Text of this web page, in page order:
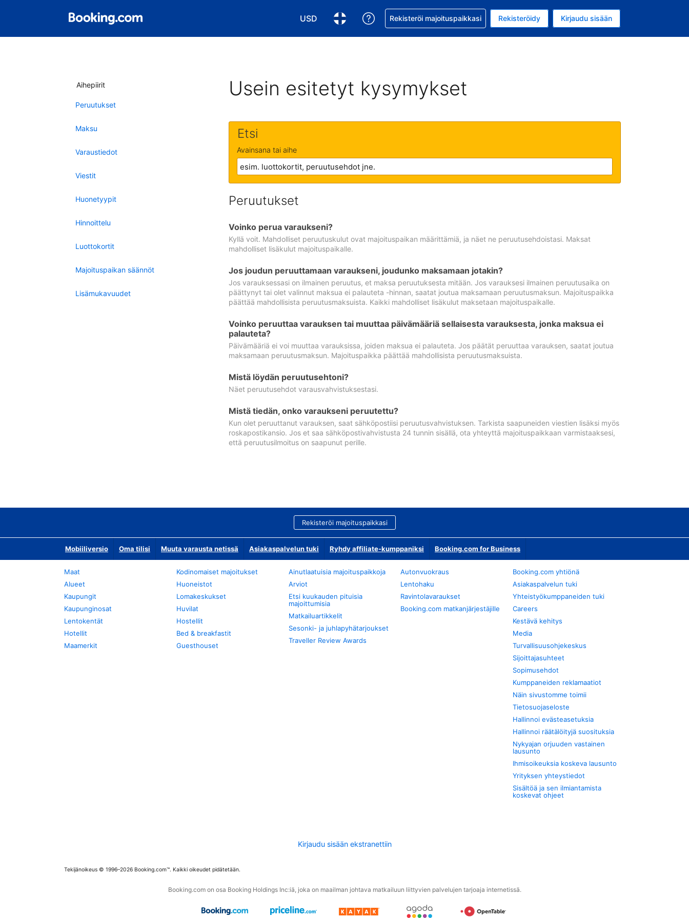
USD
Valitse valuutta. Tämänhetkinen valuutta on Yhdysvaltain dollari
Valitse kieli. Tämänhetkinen kieli on Suomi
Pyydä apua varauksesi kanssa
Rekisteröi majoituspaikkasi Rekisteröidy Kirjaudu sisään
Aihepiirit
Peruutukset
Maksu
Varaustiedot
Viestit
Huonetyypit
Hinnoittelu
Luottokortit
Majoituspaikan säännöt
Lisämukavuudet
Usein esitetyt kysymykset
Etsi
Avainsana tai aihe
Peruutukset
Voinko perua varaukseni?
Kyllä voit. Mahdolliset peruutuskulut ovat majoituspaikan määrittämiä, ja näet ne peruutusehdoistasi. Maksat
mahdolliset lisäkulut majoituspaikalle.
Jos joudun peruuttamaan varaukseni, joudunko maksamaan jotakin?
Jos varauksessasi on ilmainen peruutus, et maksa peruutuksesta mitään. Jos varauksesi ilmainen peruutusaika on
päättynyt tai olet valinnut maksua ei palauteta -hinnan, saatat joutua maksamaan peruutusmaksun. Majoituspaikka
päättää mahdollisista peruutusmaksuista. Kaikki mahdolliset lisäkulut maksetaan majoituspaikalle.
Voinko peruuttaa varauksen tai muuttaa päivämääriä sellaisesta varauksesta, jonka maksua ei
palauteta?
Päivämääriä ei voi muuttaa varauksissa, joiden maksua ei palauteta. Jos päätät peruuttaa varauksen, saatat joutua
maksamaan peruutusmaksun. Majoituspaikka päättää mahdollisista peruutusmaksuista.
Mistä löydän peruutusehtoni?
Näet peruutusehdot varausvahvistuksestasi.
Mistä tiedän, onko varaukseni peruutettu?
Kun olet peruuttanut varauksen, saat sähköpostiisi peruutusvahvistuksen. Tarkista saapuneiden viestien lisäksi myös
roskapostikansio. Jos et saa sähköpostivahvistusta 24 tunnin sisällä, ota yhteyttä majoituspaikkaan varmistaaksesi,
että peruutusilmoitus on saapunut perille.
Rekisteröi majoituspaikkasi
Mobiiliversio Oma tilisi Muuta varausta netissä Asiakaspalvelun tuki Ryhdy affiliate-kumppaniksi Booking.com for Business
Maat
Alueet
Kaupungit
Kaupunginosat
Lentokentät
Hotellit
Maamerkit
Kodinomaiset majoitukset
Huoneistot
Lomakeskukset
Huvilat
Hostellit
Bed & breakfastit
Guesthouset
Ainutlaatuisia majoituspaikkoja
Arviot
Etsi kuukauden pituisia
majoittumisia
Matkailuartikkelit
Sesonki- ja juhlapyhätarjoukset
Traveller Review Awards
Autonvuokraus
Lentohaku
Ravintolavaraukset
Booking.com matkanjärjestäjille
Booking.com yhtiönä
Asiakaspalvelun tuki
Yhteistyökumppaneiden tuki
Careers
Kestävä kehitys
Media
Turvallisuusohjekeskus
Sijoittajasuhteet
Sopimusehdot
Kumppaneiden reklamaatiot
Näin sivustomme toimii
Tietosuojaseloste
Hallinnoi evästeasetuksia
Hallinnoi räätälöityjä suosituksia
Nykyajan orjuuden vastainen
lausunto
Ihmisoikeuksia koskeva lausunto
Yrityksen yhteystiedot
Sisältöä ja sen ilmiantamista
koskevat ohjeet
Kirjaudu sisään ekstranettiin
Tekijänoikeus © 1996–2026 Booking.com™. Kaikki oikeudet pidätetään.
Booking.com on osa Booking Holdings Inc:iä, joka on maailman johtava matkailuun liittyvien palvelujen tarjoaja internetissä.